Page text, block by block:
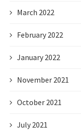
March 2022
February 2022
January 2022
November 2021
October 2021
July 2021